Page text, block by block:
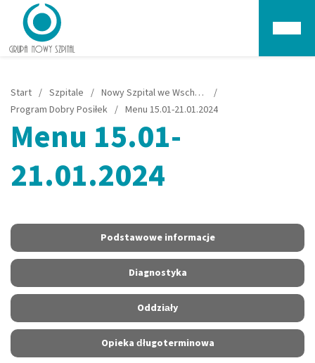
Start / Szpitale / Nowy Szpital we Wschowie
/
Program Dobry Posiłek / Menu 15.01-21.01.2024
Menu 15.01-
21.01.2024
Podstawowe informacje
Diagnostyka
Oddziały
Opieka długoterminowa